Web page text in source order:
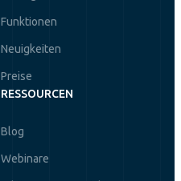
Funktionen
Neuigkeiten
Preise
RESSOURCEN
Blog
Webinare